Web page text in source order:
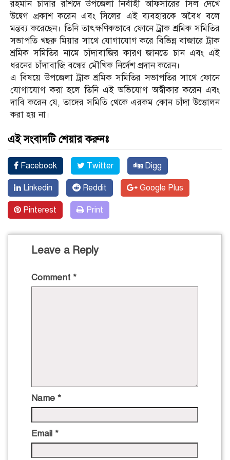
রহমান চাঁদার রশিদে উপজেলা নির্বাহী অফিসারের সিল দেখে
উদ্বেগ প্রকাশ করেন এবং সিলের এই ব্যবহারকে অবৈধ বলে
মন্তব্য করেছেন। তিনি তাৎক্ষণিকভাবে ফোনে ট্রাক শ্রমিক সমিতির
সভাপতি খছরু মিয়ার সাথে যোগাযোগ করে বিভিন্ন বাজারে ট্রাক
শ্রমিক সমিতির নামে চাঁদাবাজির কারণ জানতে চান এবং এই
ধরনের চাঁদাবাজি বন্ধের মৌখিক নির্দেশ প্রদান করেন।
এ বিষয়ে উপজেলা ট্রাক শ্রমিক সমিতির সভাপতির সাথে ফোনে
যোগাযোগ করা হলে তিনি এই অভিযোগ অস্বীকার করেন এবং
দাবি করেন যে, তাদের সমিতি থেকে এরকম কোন চাঁদা উত্তোলন
করা হয় না।
এই সংবাদটি শেয়ার করুনঃ
Facebook Twitter Digg
Linkedin Reddit Google Plus
Pinterest Print
Leave a Reply
Comment *
Name *
Email *